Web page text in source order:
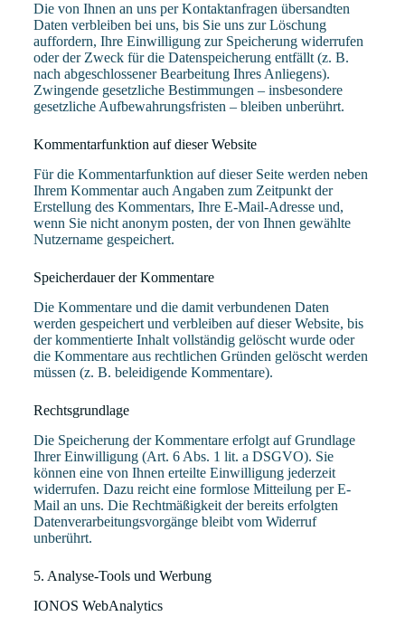
Die von Ihnen an uns per Kontaktanfragen übersandten
Daten verbleiben bei uns, bis Sie uns zur Löschung
auffordern, Ihre Einwilligung zur Speicherung widerrufen
oder der Zweck für die Datenspeicherung entfällt (z. B.
nach abgeschlossener Bearbeitung Ihres Anliegens).
Zwingende gesetzliche Bestimmungen – insbesondere
gesetzliche Aufbewahrungsfristen – bleiben unberührt.
Kommentar­funktion auf dieser Website
Für die Kommentarfunktion auf dieser Seite werden neben
Ihrem Kommentar auch Angaben zum Zeitpunkt der
Erstellung des Kommentars, Ihre E-Mail-Adresse und,
wenn Sie nicht anonym posten, der von Ihnen gewählte
Nutzername gespeichert.
Speicherdauer der Kommentare
Die Kommentare und die damit verbundenen Daten
werden gespeichert und verbleiben auf dieser Website, bis
der kommentierte Inhalt vollständig gelöscht wurde oder
die Kommentare aus rechtlichen Gründen gelöscht werden
müssen (z. B. beleidigende Kommentare).
Rechtsgrundlage
Die Speicherung der Kommentare erfolgt auf Grundlage
Ihrer Einwilligung (Art. 6 Abs. 1 lit. a DSGVO). Sie
können eine von Ihnen erteilte Einwilligung jederzeit
widerrufen. Dazu reicht eine formlose Mitteilung per E-
Mail an uns. Die Rechtmäßigkeit der bereits erfolgten
Datenverarbeitungsvorgänge bleibt vom Widerruf
unberührt.
5. Analyse-Tools und Werbung
IONOS WebAnalytics